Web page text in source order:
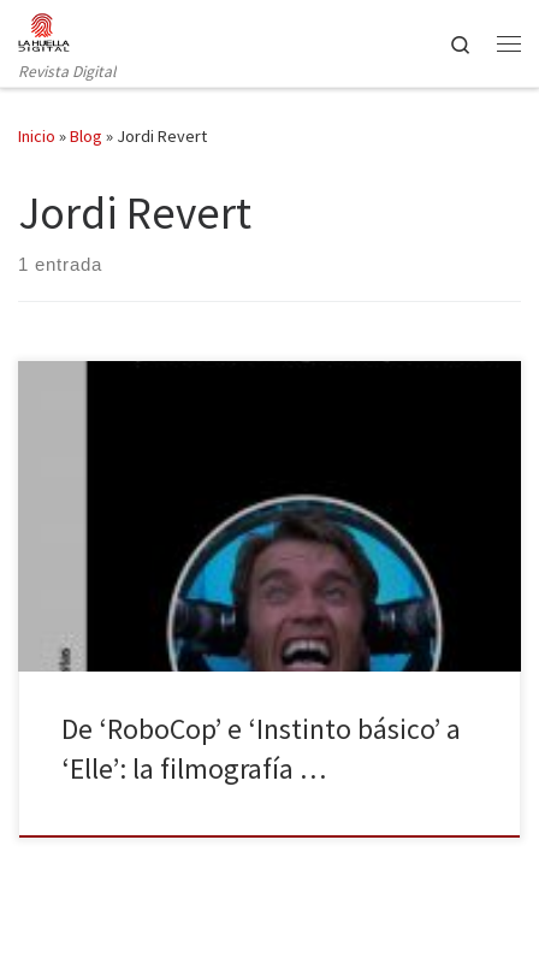
Saltar al contenido
Revista Digital
Search
Inicio »Blog » Jordi Revert
Jordi Revert
1 entrada
por Paul Verhoeven con Isabelle Huppert como protagonista. Se
trata de un thriller psicológico que es, hasta el momento, la última
película de un director con una larga trayectoria desde que, hace
45 años, rodara Delicias holandesas (1971). Éxitos […]
De ‘RoboCop’ e ‘Instinto básico’ a
‘Elle’: la filmografía …